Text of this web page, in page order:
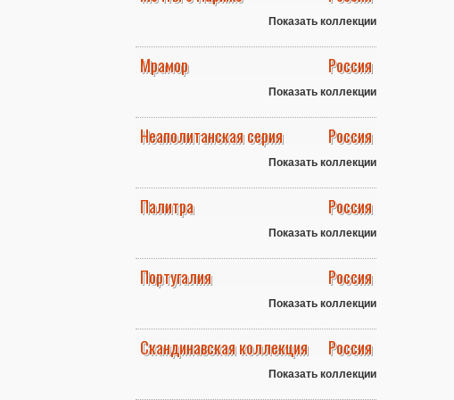
Показать коллекции
Мрамор Россия
Показать коллекции
Неаполитанская серия Россия
Показать коллекции
Палитра Россия
Показать коллекции
Португалия Россия
Показать коллекции
Скандинавская коллекция Россия
Показать коллекции